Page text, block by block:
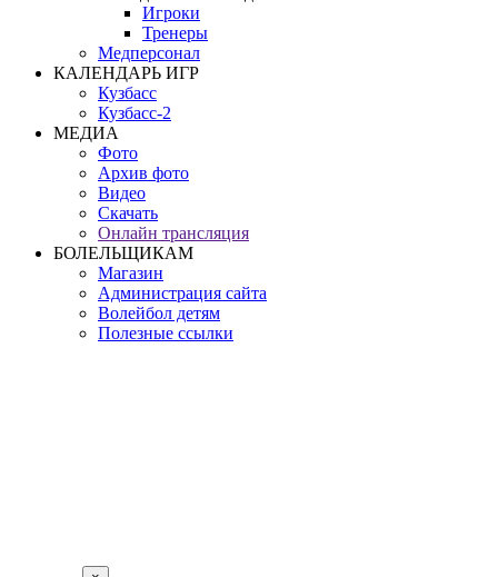
Игроки
Тренеры
Медперсонал
КАЛЕНДАРЬ ИГР
Кузбасс
Кузбасс-2
МЕДИА
Фото
Архив фото
Видео
Скачать
Онлайн трансляция
БОЛЕЛЬЩИКАМ
Магазин
Администрация сайта
Волейбол детям
Полезные ссылки